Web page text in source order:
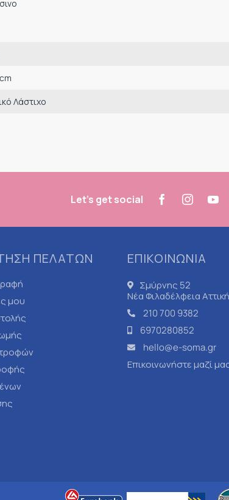
cm
Λάστιχο
Let's get social
ΠΕΛΑΤΩΝ
μου
ΕΠΙΚΟΙΝΩΝΙΑ
Σμύρνης 52
Νέα Φιλαδέλφεια
210 700 9382
6970280852
hello@e-soma.gr
Επικοινωνήστε μαζί